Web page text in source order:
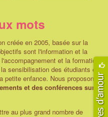
mots
créée en 2005, basée sur la
sont l'information et la
et la formation
sensibilisation des étudiants et
enfance. Nous proposons
et des conférences sur le
au plus grand nombre de